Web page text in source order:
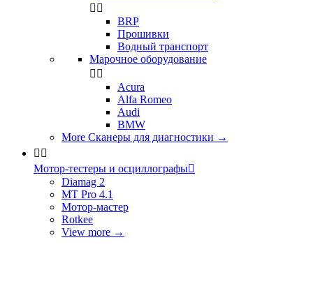
 
BRP
Прошивки
Водный транспорт
Марочное оборудование
 
Acura
Alfa Romeo
Audi
BMW
More Сканеры для диагностики →
 
Мотор-тестеры и осциллографы
Diamag 2
MT Pro 4.1
Мотор-мастер
Rotkee
View more →